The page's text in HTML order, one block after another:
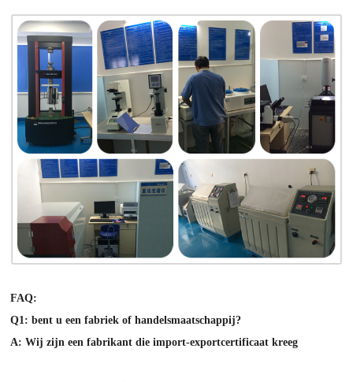
FAQ:
Q1: bent u een fabriek of handelsmaatschappij?
A: Wij zijn een fabrikant die import-exportcertificaat kreeg